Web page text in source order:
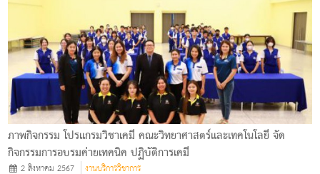
ภาพกิจกรรม โปรแกรมวิชาเคมี คณะวิทยาศาสตร์และเทคโนโลยี จัด
กิจกรรมการอบรมค่ายเทคนิค ปฏิบัติการเคมี
2 สิงหาคม 2567 งานบริการวิชาการ